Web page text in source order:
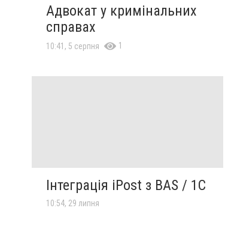
Адвокат у кримінальних
справах
10:41, 5 серпня 1
Інтеграція iPost з BAS / 1C
10:54, 29 липня